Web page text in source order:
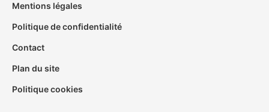
Mentions légales
Politique de confidentialité
Contact
Plan du site
Politique cookies